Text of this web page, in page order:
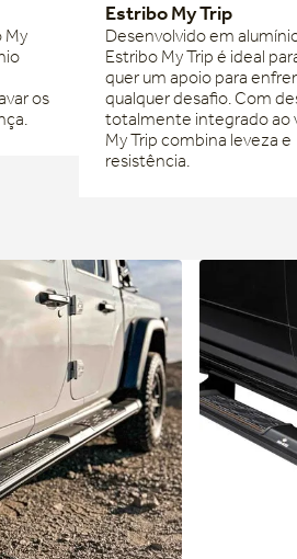
My
os
Estribo My Trip
Desenvolvido em
Estribo My Trip é ideal
quer um apoio para
qualquer desafio. Com
totalmente integrado ao
My Trip combina leveza e
resistência.